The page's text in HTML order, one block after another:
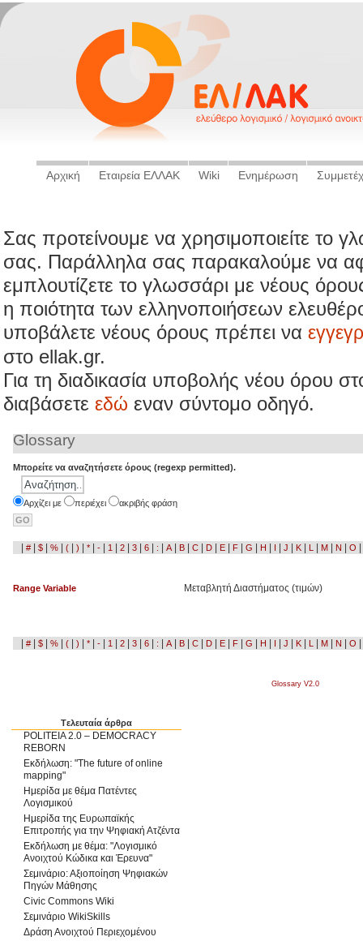
Αρχική Εταιρεία ΕΛΛΑΚ Wiki Ενημέρωση
Σας προτείνουμε να χρησιμοποιείτε το
σας. Παράλληλα σας παρακαλούμε να
εμπλουτίζετε το γλωσσάρι με νέους
η ποιότητα των ελληνοποιήσεων
υποβάλετε νέους όρους πρέπει να
στο ellak.gr.
Για τη διαδικασία υποβολής νέου όρου
διαβάσετε εδώ εναν σύντομο οδηγό.
Glossary
Μπορείτε να αναζητήσετε όρους (regexp permitted).
Aρχίζει με περιέχει ακριβής φράση
| #| $| %| (| ) | *| -| 1 | 2| 3| 6| : | A| B| C| D| E| F| G | H | I | J | K| L | M| N | O |
Range Variable Μεταβλητή Διαστήματος (τιμών)
| #| $| %| (| ) | *| -| 1 | 2| 3| 6| : | A| B| C| D| E| F| G | H | I | J | K| L | M| N | O |
Glossary V2.0
Tελευταία άρθρα
POLITEIA 2.0 – DEMOCRACY
REBORN
Εκδήλωση: "The future of online
mapping"
Ημερίδα με θέμα Πατέντες
Λογισμικού
Ημερίδα της Ευρωπαϊκής
Επιτροπής για την Ψηφιακή Ατζέντα
Εκδήλωση με θέμα: "Λογισμικό
Ανοιχτού Κώδικα και Έρευνα"
Σεμινάριο: Αξιοποίηση Ψηφιακών
Πηγών Μάθησης
Civic Commons Wiki
Σεμινάριο WikiSkills
Δράση Ανοιχτού Περιεχομένου